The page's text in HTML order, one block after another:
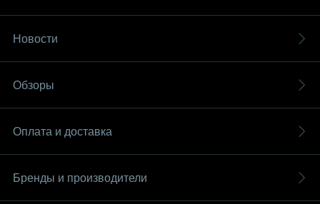
Новости
Обзоры
Оплата и доставка
Бренды и производители